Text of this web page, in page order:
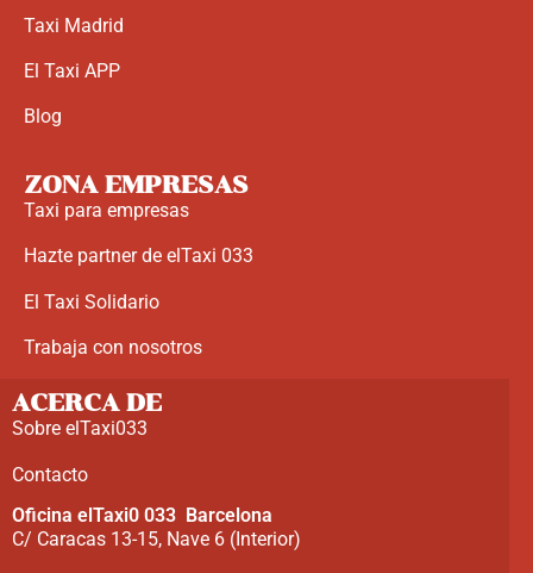
Taxi Madrid
El Taxi APP
Blog
ZONA EMPRESAS
Taxi para empresas
Hazte partner de elTaxi 033
El Taxi Solidario
Trabaja con nosotros
ACERCA DE
Sobre elTaxi033
Contacto
Oficina elTaxi0 033 Barcelona
C/ Caracas 13-15, Nave 6 (Interior)